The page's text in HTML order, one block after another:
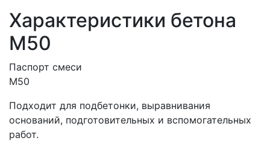
Характеристики бетона
М50
Паспорт смеси
М50
Подходит для подбетонки, выравнивания
оснований, подготовительных и вспомогательных
работ.